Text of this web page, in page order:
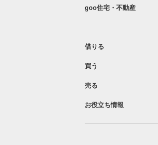
goo住宅・不動産
借りる
買う
売る
お役立ち情報